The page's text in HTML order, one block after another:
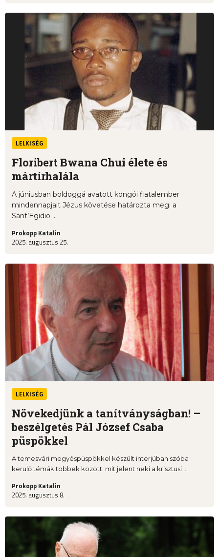
LELKISÉG
Floribert Bwana Chui élete és
mártírhalála
A júniusban boldoggá avatott kongói fiatalember
mindennapjait Jézus követése határozta meg: a
Sant’Egidio ...
Prokopp Katalin
2025. augusztus 25.
LELKISÉG
Növekedjünk a tanítványságban! –
beszélgetés Pál József Csaba
püspökkel
A temesvári megyéspüspökkel készült interjúban szóba
kerülő témák többek között: mit jelent neki a krisztusi ...
Prokopp Katalin
2025. augusztus 8.